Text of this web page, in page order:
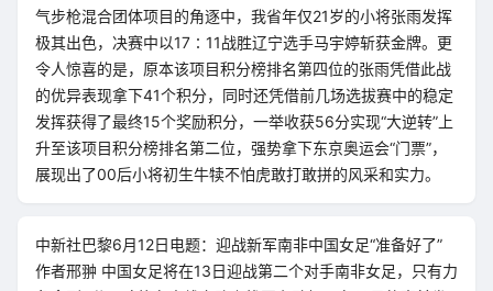
气步枪混合团体项目的角逐中，我省年仅21岁的小将张雨发挥
极其出色，决赛中以17∶11战胜辽宁选手马宇婷斩获金牌。更
令人惊喜的是，原本该项目积分榜排名第四位的张雨凭借此战
的优异表现拿下41个积分，同时还凭借前几场选拔赛中的稳定
发挥获得了最终15个奖励积分，一举收获56分实现“大逆转”上
升至该项目积分榜排名第二位，强势拿下东京奥运会“门票”，
展现出了00后小将初生牛犊不怕虎敢打敢拼的风采和实力。
中新社巴黎6月12日电题：迎战新军南非中国女足“准备好了”
作者邢翀 中国女足将在13日迎战第二个对手南非女足，只有力